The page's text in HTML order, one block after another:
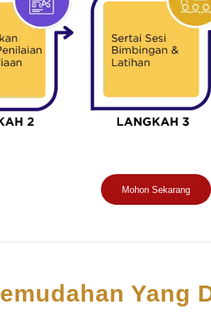
Mohon Sekarang
Yang